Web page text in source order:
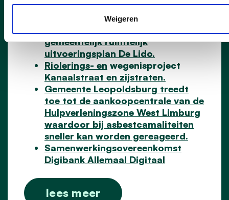
Weigeren
uitvoeringsplan Militaire
gemeentelijk ruimtelijk
uitvoeringsplan De Lido.
Riolerings- en wegenisproject
Kanaalstraat en zijstraten.
Gemeente Leopoldsburg treedt
toe tot de aankoopcentrale van de
Hulpverleningszone West Limburg
waardoor bij asbestcamaliteiten
sneller kan worden gereageerd.
Samenwerkingsovereenkomst
Digibank Allemaal Digitaal
lees meer